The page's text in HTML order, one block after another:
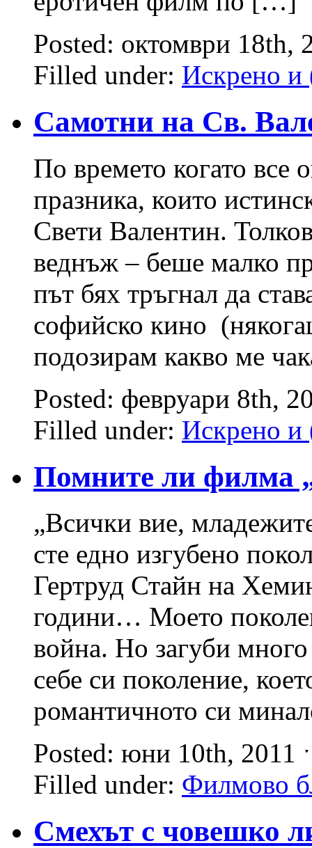
Posted: октомври 18th,
Filled under: Искрено и
Самотни на Св.
По времето когато все
празника, които
Свети Валентин.
веднъж – беше малко
път бях тръгнал да
софийско кино
подозирам какво ме
Posted: февруари 8th,
Filled under: Искрено и
Помните ли филма
„Всички вие,
сте едно изгубено
Гертруд Стайн на
години… Моето
война. Но загуби
себе си поколение,
романтичното си
Posted: юни 10th, 2011
Filled under: Филмово
Смехът с човешко